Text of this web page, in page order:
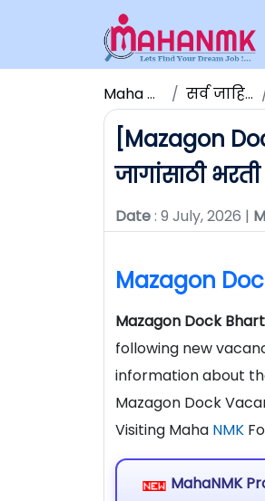
Maha NMK सर्व जाहिराती
[Mazagon
जागांसाठी
Date: 9 July, 2026 |
Mazagon
Mazagon Dock
following new
information about
Mazagon Dock
Visiting Maha NMK
MahaNMK